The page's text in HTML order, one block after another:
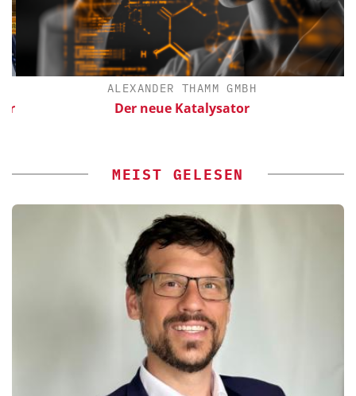
ALEXANDER THAMM GMBH
Der neue Katalysator
MEIST GELESEN